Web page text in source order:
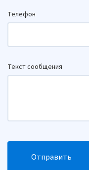
Телефон
Текст сообщения
Отправить